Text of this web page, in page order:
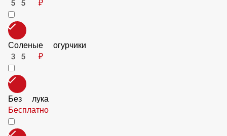
Перец халапеньо
55 ₽
Соленые огурчики
35 ₽